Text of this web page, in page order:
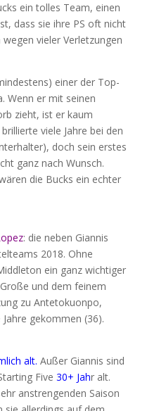
ein tolles Team, einen
dass sie ihre PS oft nicht
vieler Verletzungen
einer der Top-
Wenn er mit seinen
zieht, ist er kaum
brillierte viele Jahre bei den
doch sein erstes
ganz nach Wunsch.
die Bucks ein echter
: die neben Giannis
2018. Ohne
ein ganz wichtiger
und dem feinem
zu Antetokuonpo,
gekommen (36).
alt. Außer Giannis sind
Five 30+ Jahr alt.
anstrengenden Saison